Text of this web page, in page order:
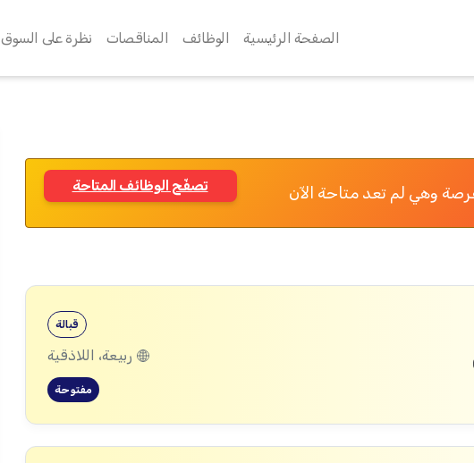
الصفحة الرئيسية الوظائف المناقصات نظرة على السوق
وهي لم تعد متاحة الآن تصفّح الوظائف المتاحة
قبالة
ربيعة، اللاذقية
مفتوحة